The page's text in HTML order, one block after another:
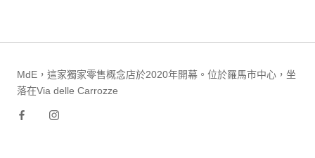
MdE，這家獨家零售概念店於2020年開幕。位於羅馬市中心，坐
落在Via delle Carrozze